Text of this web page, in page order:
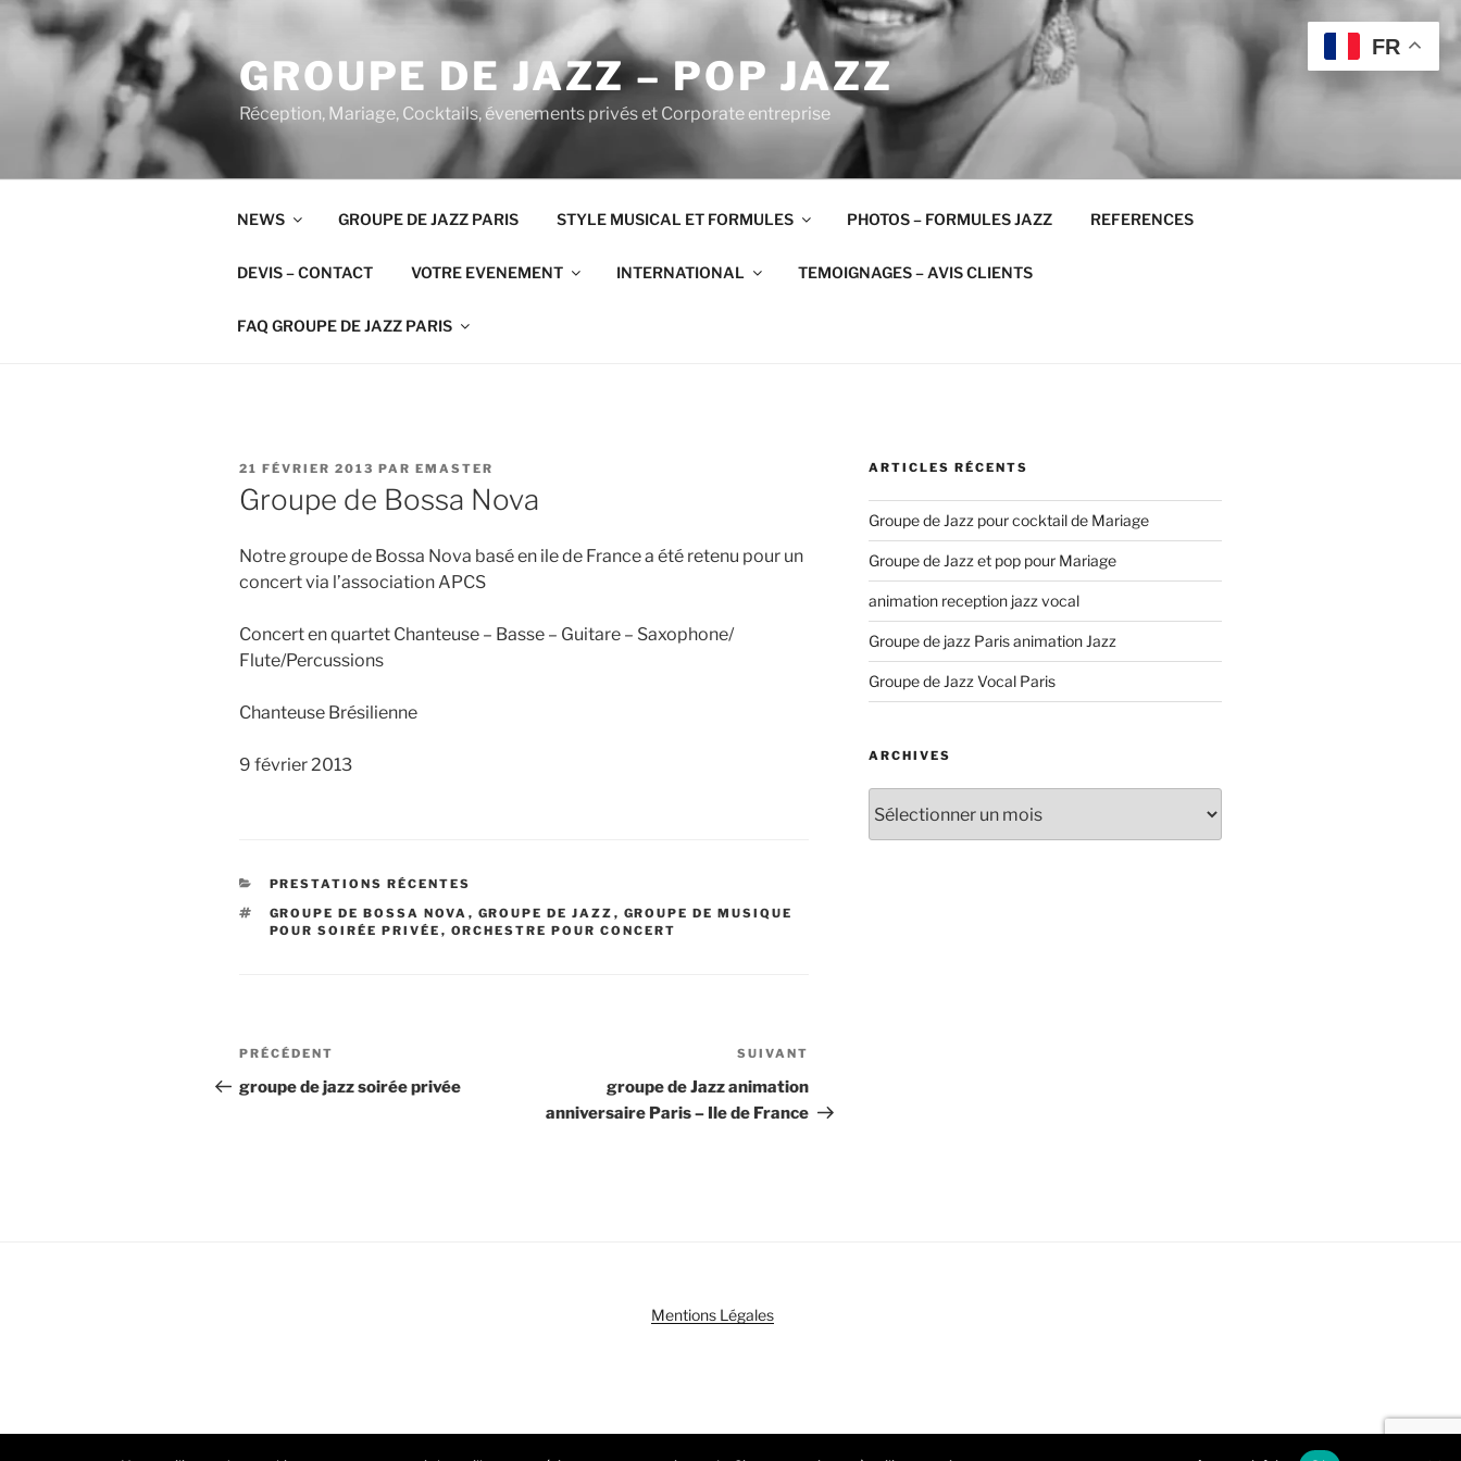
Aller
GROUPE DE JAZZ – POP JAZZ
Réception, Mariage, Cocktails, évenements privés et Corporate entreprise
NEWS GROUPE DE JAZZ PARIS STYLE MUSICAL ET FORMULES PHOTOS – FORMULES JAZZ REFERENCES
DEVIS – CONTACT VOTRE EVENEMENT INTERNATIONAL TEMOIGNAGES – AVIS CLIENTS
FAQ GROUPE DE JAZZ PARIS
PUBLIÉ
LE
21 FÉVRIER 2013 PAR EMASTER
Groupe de Bossa Nova
Notre groupe de Bossa Nova basé en ile de France a été retenu pour un
concert via l’association APCS
Concert en quartet Chanteuse – Basse – Guitare – Saxophone/
Flute/Percussions
Chanteuse Brésilienne
9 février 2013
CATÉGORIES
PRESTATIONS RÉCENTES
ÉTIQUETTES
GROUPE DE BOSSA NOVA , GROUPE DE JAZZ , GROUPE DE MUSIQUE
POUR SOIRÉE PRIVÉE , ORCHESTRE POUR CONCERT
Navigation
de
Article
précédent
PRÉCÉDENT
groupe de jazz soirée privée
suivant
SUIVANT
groupe de Jazz animation
anniversaire Paris – Ile de France
ARTICLES RÉCENTS
Groupe de Jazz pour cocktail de Mariage
Groupe de Jazz et pop pour Mariage
animation reception jazz vocal
Groupe de jazz Paris animation Jazz
Groupe de Jazz Vocal Paris
ARCHIVES
Mentions Légales
FR